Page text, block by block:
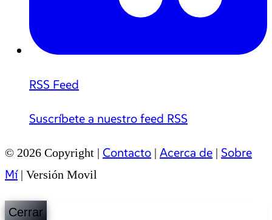
RSS Feed
Suscríbete a nuestro feed RSS
© 2026 Copyright | Contacto | Acerca de | Sobre
Mí| Versión Movil
Cerrar